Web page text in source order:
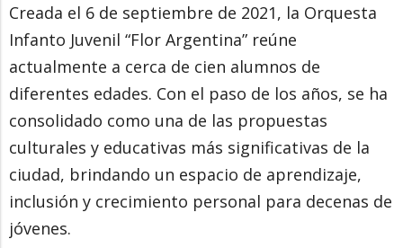
Creada el 6 de septiembre de 2021, la Orquesta
Infanto Juvenil “Flor Argentina” reúne
actualmente a cerca de cien alumnos de
diferentes edades. Con el paso de los años, se ha
consolidado como una de las propuestas
culturales y educativas más significativas de la
ciudad, brindando un espacio de aprendizaje,
inclusión y crecimiento personal para decenas de
jóvenes.